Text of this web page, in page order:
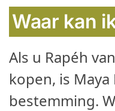
Waar kan
Als u Rapéh
kopen, is
bestemming.